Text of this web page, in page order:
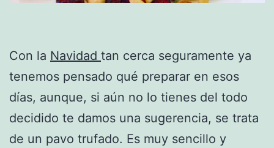
Con la Navidad tan cerca seguramente ya
tenemos pensado qué preparar en esos
días, aunque, si aún no lo tienes del todo
decidido te damos una sugerencia, se trata
de un pavo trufado. Es muy sencillo y